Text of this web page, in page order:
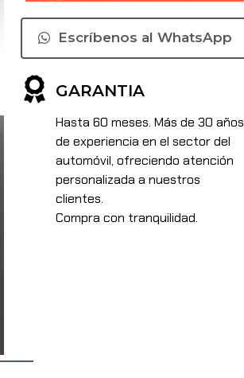
Escríbenos al WhatsApp
GARANTIA
Hasta 60 meses. Más de 30 años
de experiencia en el sector del
automóvil, ofreciendo atención
personalizada a nuestros
clientes.
Compra con tranquilidad.